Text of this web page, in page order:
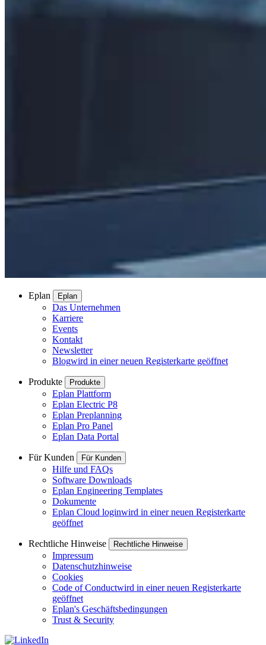
Eplan Eplan
Das Unternehmen
Karriere
Events
Kontakt
Newsletter
Blogwird in einer neuen Registerkarte geöffnet
Produkte Produkte
Eplan Plattform
Eplan Electric P8
Eplan Preplanning
Eplan Pro Panel
Eplan Data Portal
Für Kunden Für Kunden
Hilfe und FAQs
Software Downloads
Eplan Engineering Templates
Dokumente
Eplan Cloud loginwird in einer neuen Registerkarte
geöffnet
Rechtliche Hinweise Rechtliche Hinweise
Impressum
Datenschutzhinweise
Cookies
Code of Conductwird in einer neuen Registerkarte
geöffnet
Eplan's Geschäftsbedingungen
Trust & Security